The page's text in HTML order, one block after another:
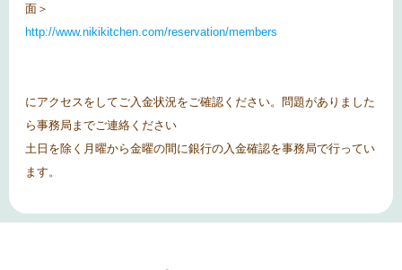
面＞
http://www.nikikitchen.com/reservation/members
にアクセスをしてご入金状況をご確認ください。問題がありました
ら事務局までご連絡ください
土日を除く月曜から金曜の間に銀行の入金確認を事務局で行ってい
ます。